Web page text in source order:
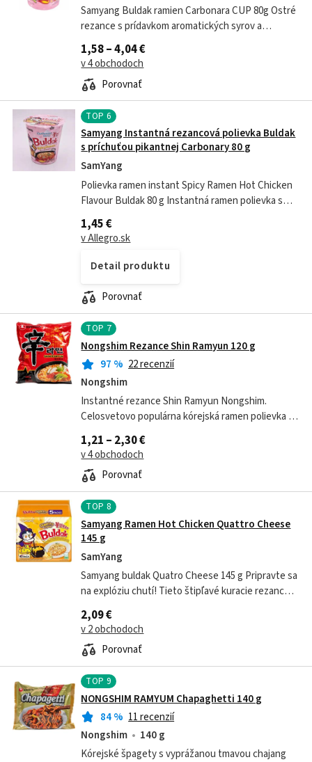
Samyang Buldak ramien Carbonara CUP 80g Ostré
rezance s prídavkom aromatických syrov a
vyváženej zmesi korenia - Samyang Carbo Hot
Chicken Flavour Ramen je paleta pôvodných...
1,58 – 4,04 €
v 4 obchodoch
Porovnať
TOP 6
Samyang Instantná rezancová polievka Buldak
s príchuťou pikantnej Carbonary 80 g
SamYang
Polievka ramen instant Spicy Ramen Hot Chicken
Flavour Buldak 80 g Instantná ramen polievka s
príchuťou ostrého kuracieho mäsa Spicy Ramen
Hot Chicken Flavour Buldak 80 g je...
1,45 €
v Allegro.sk
Detail produktu
Porovnať
TOP 7
Nongshim Rezance Shin Ramyun 120 g
97 % 22 recenzií
Nongshim
Instantné rezance Shin Ramyun Nongshim.
Celosvetovo populárna kórejská ramen polievka s
rezancami, veľmi ostrá, 120 g. Krajina pôvodu
Kórea. S príchuťou hovädzieho mäsa,...
1,21 – 2,30 €
v 4 obchodoch
Porovnať
TOP 8
Samyang Ramen Hot Chicken Quattro Cheese
145 g
SamYang
Samyang buldak Quatro Cheese 145 g Pripravte sa
na explóziu chutí! Tieto štipľavé kuracie rezance
spájajú legendárnu ostrosť omáčky Buldak s
luxusnou krémovosťou štyroch...
2,09 €
v 2 obchodoch
Porovnať
TOP 9
NONGSHIM RAMYUM Chapaghetti 140 g
84% 11 recenzií
Nongshim
140 g
Kórejské špagety s vyprážanou tmavou chajang